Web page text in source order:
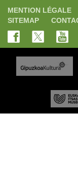
MENTION LÉGALE
SITEMAP